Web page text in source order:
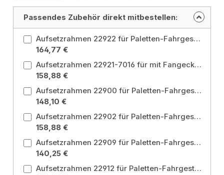
Passendes Zubehör direkt mitbestellen:
Aufsetzrahmen 22922 für Paletten-Fahrgestell Länge 1210 mm, Breite 1010 mm Ladeflächenbreite: 1010 mm / Ladeflächenlänge: 1210 mm
164,77 €
Aufsetzrahmen 22921-7016 für mit Fangecken, stabile Stützrohre mit Fußplatten, einsteckbar in Eckhülsen am Aufsetzrahmen
158,88 €
Aufsetzrahmen 22900 für Paletten-Fahrgestell Breite 810 mm, Länge 1010 mm Ladeflächenbreite: 810 mm / Ladeflächenlänge: 1010 mm
148,10 €
Aufsetzrahmen 22902 für Paletten-Fahrgestell Länge 1210 mm, Breite 1010 mm Ladeflächenbreite: 1010 mm / Ladeflächenlänge: 1210 mm
158,88 €
Aufsetzrahmen 22909 für Paletten-Fahrgestell Breite 610 mm, Länge 810 mm Ladeflächenbreite: 610 mm / Ladeflächenlänge: 810 mm
140,25 €
Aufsetzrahmen 22912 für Paletten-Fahrgestell Länge 1210 mm, Breite 1010 mm Ladeflächenbreite: 1010 mm / Ladeflächenlänge: 1210 mm